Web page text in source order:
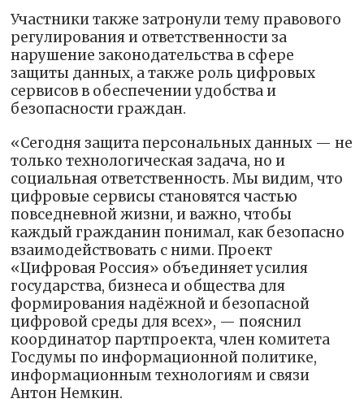
Участники также затронули тему правового
регулирования и ответственности за
нарушение законодательства в сфере
защиты данных, а также роль цифровых
сервисов в обеспечении удобства и
безопасности граждан.
«Сегодня защита персональных данных — не
только технологическая задача, но и
социальная ответственность. Мы видим, что
цифровые сервисы становятся частью
повседневной жизни, и важно, чтобы
каждый гражданин понимал, как безопасно
взаимодействовать с ними. Проект
«Цифровая Россия» объединяет усилия
государства, бизнеса и общества для
формирования надёжной и безопасной
цифровой среды для всех», — пояснил
координатор партпроекта, член комитета
Госдумы по информационной политике,
информационным технологиям и связи
Антон Немкин.